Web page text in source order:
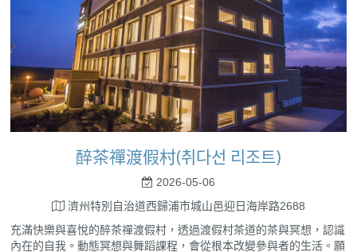
醉茶禪渡假村(취다선 리조트)
2026-05-06
濟州特別自治道西歸浦市城山邑迎日海岸路2688
充滿快樂與喜悅的醉茶禪渡假村，透過渡假村茶道的茶與冥想，認識
內在的自我。動態冥想與舞蹈課程，會從根本改變參與者的生活。願